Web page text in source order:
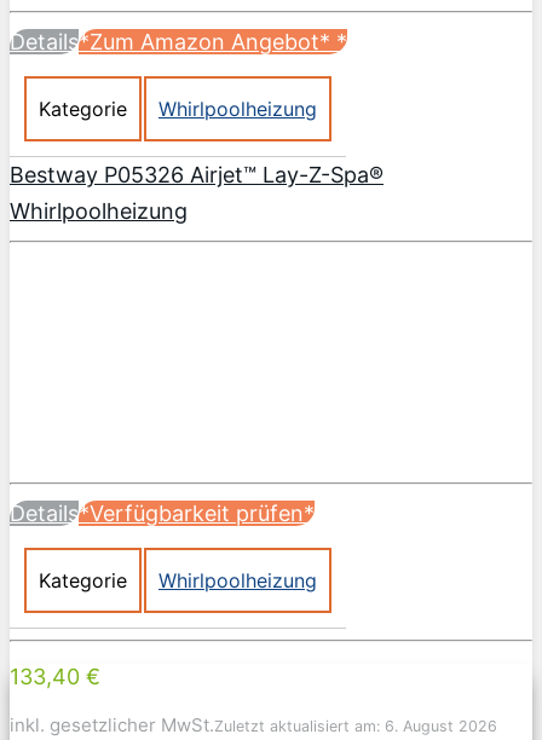
Details*Zum Amazon Angebot* *
Kategorie Whirlpoolheizung
Bestway P05326 Airjet™ Lay-Z-Spa®
Whirlpoolheizung
Details*Verfügbarkeit prüfen*
Kategorie Whirlpoolheizung
133,40 €
inkl. gesetzlicher MwSt.Zuletzt aktualisiert am: 6. August 2026